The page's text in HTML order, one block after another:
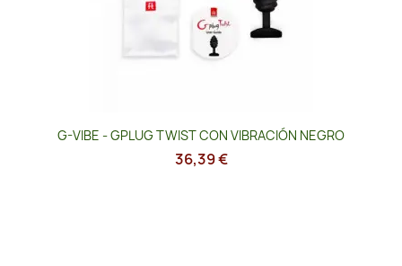
G-VIBE - GPLUG TWIST CON VIBRACIÓN NEGRO
36,39 €